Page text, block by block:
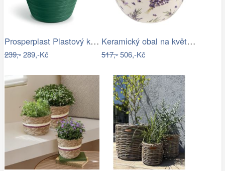
Prosperplast Plastový květináč Venas…
239,-289,-Kč
Keramický obal na květináč s levandulí…
517,-506,-Kč